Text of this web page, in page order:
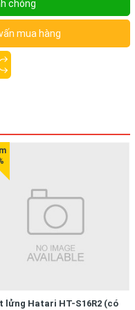
chóng
mua hàng
lửng Hatari HT-S16R2 (có